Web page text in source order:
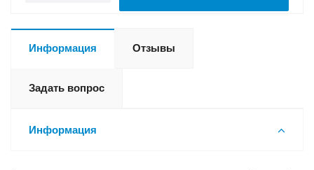
Информация Отзывы
Задать вопрос
Информация